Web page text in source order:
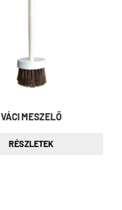
VÁCI MESZELŐ
RÉSZLETEK